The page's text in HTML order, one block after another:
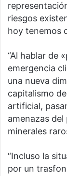
riesgos
hoy tenemos
“Al hablar de
emergencia
una nueva
capitalismo
artificial,
amenazas
minerales
“Incluso la
por un